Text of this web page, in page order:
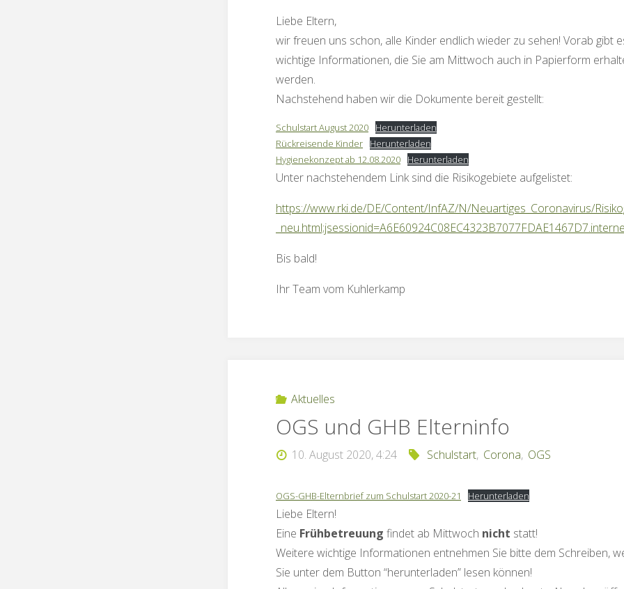
Liebe Eltern,
wir freuen uns schon, alle Kinder endlich wieder zu sehen! Vorab gibt
wichtige Informationen, die Sie am Mittwoch auch in Papierform
werden.
Nachstehend haben wir die Dokumente bereit gestellt:
Schulstart August 2020
Herunterladen
Rückreisende Kinder
Herunterladen
Hygienekonzept ab 12.08.2020
Herunterladen
Unter nachstehendem Link sind die Risikogebiete aufgelistet:
https://www.rki.de/DE/Content/InfAZ/N/Neuartiges_Coronavirus/
Bis bald!
Ihr Team vom Kuhlerkamp
Aktuelles
OGS und GHB Elterninfo
10. August 2020, 4:24 Schulstart, Corona, OGS
OGS-GHB-Elternbrief zum Schulstart 2020-21 Herunterladen
Liebe Eltern!
Eine Frühbetreuung findet ab Mittwoch nicht statt!
Weitere wichtige Informationen entnehmen Sie bitte dem Schreiben,
Sie unter dem Button “herunterladen” lesen können!